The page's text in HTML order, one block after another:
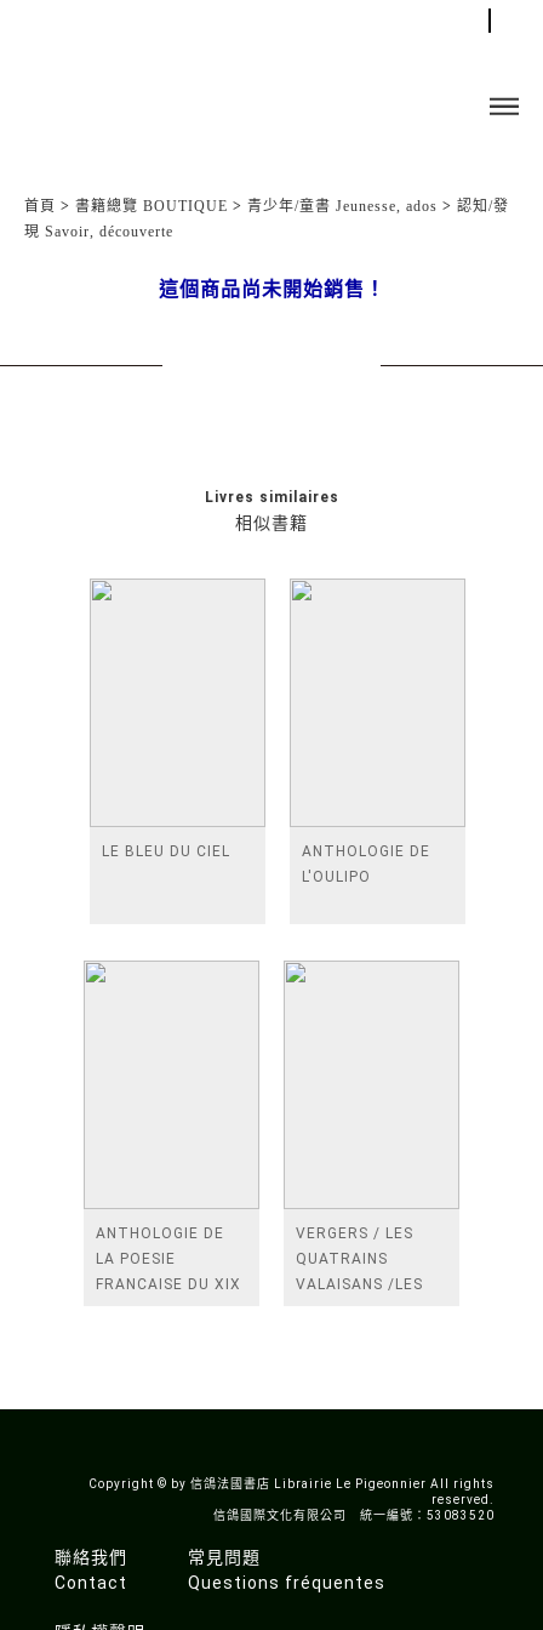
首頁 > 書籍總覽 BOUTIQUE > 青少年/童書 Jeunesse, ados > 認知/發
現 Savoir, découverte
這個商品尚未開始銷售！
相似書籍
Livres similaires
LE BLEU DU CIEL
ANTHOLOGIE DE
L'OULIPO
ANTHOLOGIE DE
LA POESIE
FRANCAISE DU XIX
VERGERS / LES
QUATRAINS
VALAISANS /LES
Copyright © by 信鴿法國書店 Librairie Le Pigeonnier All rights
reserved.
信鴿國際文化有限公司 統一編號：53083520
聯絡我們
Contact
常見問題
Questions fréquentes